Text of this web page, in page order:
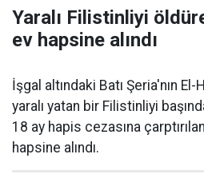
Yaralı Filistinliyi
ev hapsine alındı
İşgal altındaki Batı Şeria'nın
yaralı yatan bir Filistinliyi
18 ay hapis cezasına
hapsine alındı.